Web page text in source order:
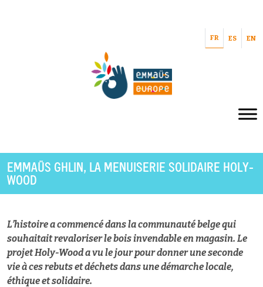
FR ES EN
EMMAÜS GHLIN, LA MENUISERIE SOLIDAIRE HOLY-
WOOD
L’histoire a commencé dans la communauté belge qui
souhaitait revaloriser le bois invendable en magasin. Le
projet Holy-Wood a vu le jour pour donner une seconde
vie à ces rebuts et déchets dans une démarche locale,
éthique et solidaire.